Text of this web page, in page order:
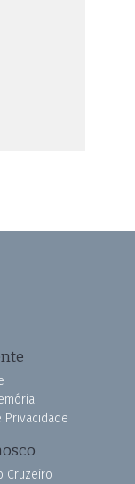
Privacidade
Cruzeiro